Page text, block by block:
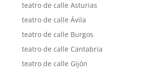
teatro de calle Asturias
teatro de calle Ávila
teatro de calle Burgos
teatro de calle Cantabria
teatro de calle Gijón